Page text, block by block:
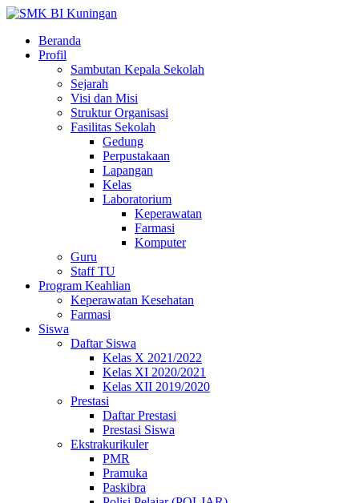
Beranda
Profil
Sambutan Kepala Sekolah
Sejarah
Visi dan Misi
Struktur Organisasi
Fasilitas Sekolah
Gedung
Perpustakaan
Lapangan
Kelas
Laboratorium
Keperawatan
Farmasi
Komputer
Guru
Staff TU
Program Keahlian
Keperawatan Kesehatan
Farmasi
Siswa
Daftar Siswa
Kelas X 2021/2022
Kelas XI 2020/2021
Kelas XII 2019/2020
Prestasi
Daftar Prestasi
Prestasi Siswa
Ekstrakurikuler
PMR
Pramuka
Paskibra